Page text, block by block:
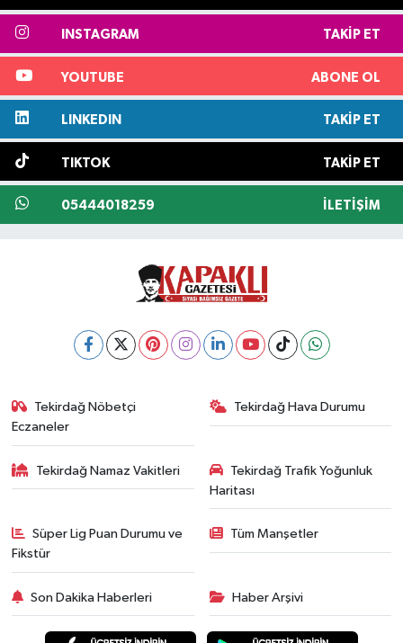
INSTAGRAM TAKIP ET
YOUTUBE ABONE OL
LINKEDIN TAKIP ET
TIKTOK TAKIP ET
05444018259 İLETIŞIM
Tekirdağ Nöbetçi
Eczaneler
Tekirdağ Hava Durumu
Tekirdağ Namaz Vakitleri
Tekirdağ Trafik Yoğunluk
Haritası
Süper Lig Puan Durumu ve
Fikstür
Tüm Manşetler
Son Dakika Haberleri Haber Arşivi